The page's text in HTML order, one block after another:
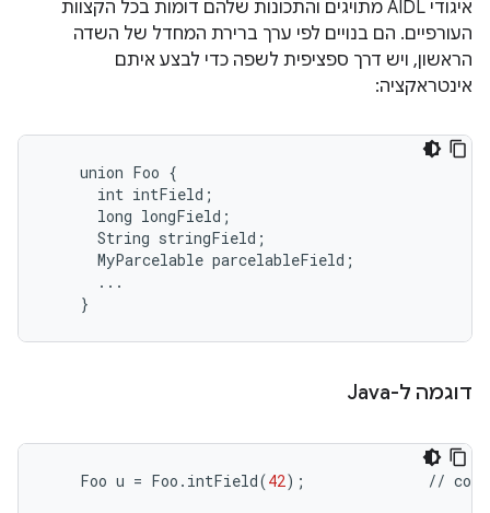
איגודי AIDL מתויגים והתכונות שלהם דומות בכל הקצוות
העורפיים. הם בנויים לפי ערך ברירת המחדל של השדה
הראשון, ויש דרך ספציפית לשפה כדי לבצע איתם
אינטראקציה:
    union Foo {
      int intField;
      long longField;
      String stringField;
      MyParcelable parcelableField;
      ...
דוגמה ל-Java
Foo u = Foo . intField(42); //